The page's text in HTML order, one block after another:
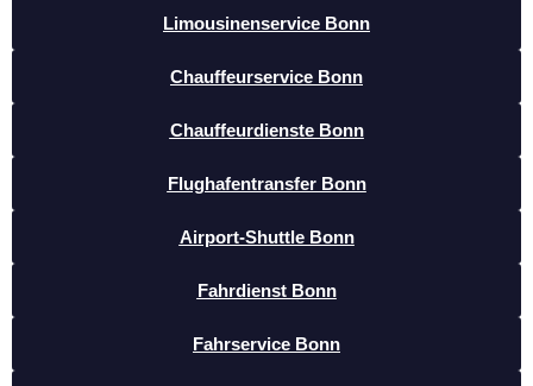
Limousinenservice Bonn
Chauffeurservice Bonn
Chauffeurdienste Bonn
Flughafentransfer Bonn
Airport-Shuttle Bonn
Fahrdienst Bonn
Fahrservice Bonn